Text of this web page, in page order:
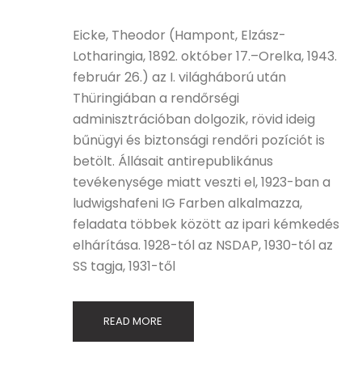
Eicke, Theodor (Hampont, Elzász-
Lotharingia, 1892. október 17.–Orelka, 1943.
február 26.) az I. világháború után
Thüringiában a rendőrségi
adminisztrációban dolgozik, rövid ideig
bűnügyi és biztonsági rendőri pozíciót is
betölt. Állásait antirepublikánus
tevékenysége miatt veszti el, 1923-ban a
ludwigshafeni IG Farben alkalmazza,
feladata többek között az ipari kémkedés
elhárítása. 1928-tól az NSDAP, 1930-tól az
SS tagja, 1931-től
READ MORE